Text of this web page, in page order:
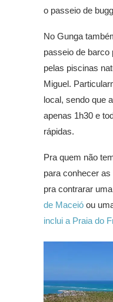
o passeio de
No Gunga
passeio de barco
pelas piscinas
Miguel.
local, sendo que
apenas 1h30 e
rápidas.
Pra quem não
para conhecer
pra contrarar uma
de Maceió ou
inclui a Praia do